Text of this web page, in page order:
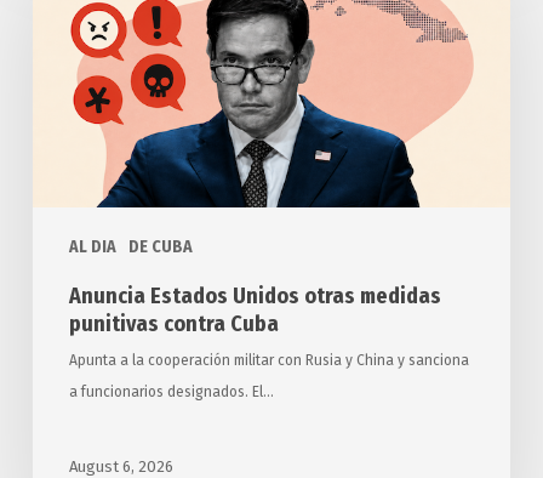
AL DIA DE CUBA
Unidos
medidas
punitivas
Anuncia Estados Unidos otras medidas
punitivas contra Cuba
Apunta a la cooperación militar con Rusia y China y sanciona
a funcionarios designados. El…
August 6, 2026